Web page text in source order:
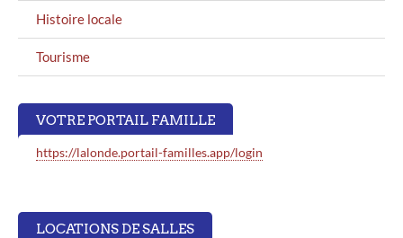
Histoire locale
Tourisme
VOTRE PORTAIL FAMILLE
https://lalonde.portail-familles.app/login
LOCATIONS DE SALLES